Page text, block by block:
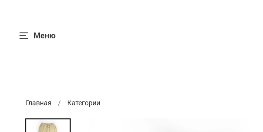
Меню
Главная Категории